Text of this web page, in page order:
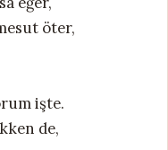
öter,
işte.
de,